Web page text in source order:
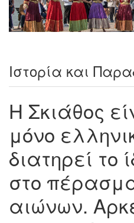
Ιστορία και
Η Σκιάθος
μόνο
διατηρεί το
στο
αιώνων.